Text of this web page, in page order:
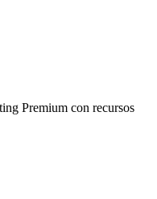
Premium con recursos